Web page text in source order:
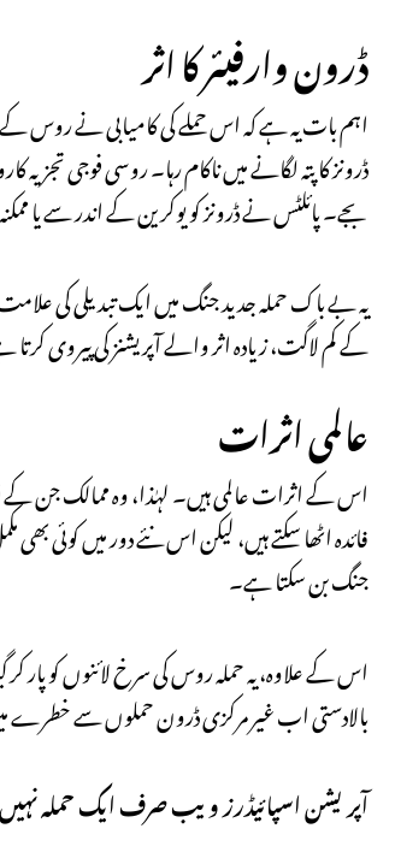
ڈرون وارفیئر کا اثر
اہم بات یہ ہے کہ اس حملے کی کامیابی نے روس
ڈرونز کا پتہ لگانے میں ناکام رہا۔ روسی فوجی
بجے۔ پائلٹس نے ڈرونز کو یوکرین کے اندر سے یا
یہ بے باک حملہ جدید جنگ میں ایک تبدیلی کی
کے کم لاگت، زیادہ اثر والے آپریشنز کی پیروی
عالمی اثرات
اس کے اثرات عالمی ہیں۔ لہٰذا، وہ ممالک جن کے
فائدہ اٹھا سکتے ہیں، لیکن اس نئے دور میں کوئی
جنگ بن سکتا ہے۔
اس کے علاوہ، یہ حملہ روس کی سرخ لائنوں کو پار کر
بالادستی اب غیر مرکزی ڈرون حملوں سے
آپریشن اسپائیڈرز ویب صرف ایک حملہ